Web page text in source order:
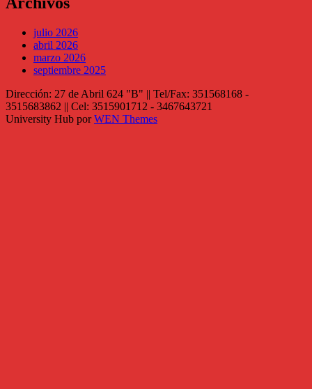
julio 2026
abril 2026
marzo 2026
septiembre 2025
Dirección: 27 de Abril 624 "B" || Tel/Fax: 351568168 -
3515683862 || Cel: 3515901712 - 3467643721
University Hub porWEN Themes